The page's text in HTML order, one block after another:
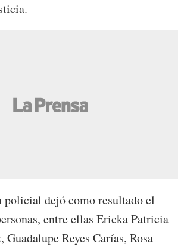
dejó como resultado el
entre ellas Ericka Patricia
Guadalupe Reyes Carías, Rosa